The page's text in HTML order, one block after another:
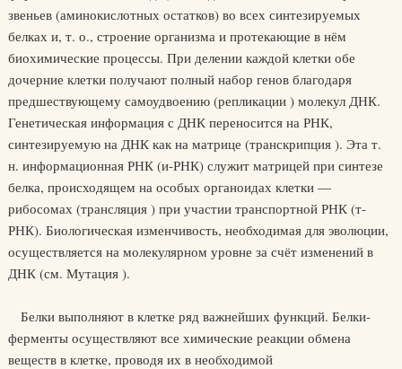
звеньев (аминокислотных остатков) во всех синтезируемых
белках и, т. о., строение организма и протекающие в нём
биохимические процессы. При делении каждой клетки обе
дочерние клетки получают полный набор генов благодаря
предшествующему самоудвоению (репликации ) молекул ДНК.
Генетическая информация с ДНК переносится на РНК,
синтезируемую на ДНК как на матрице (транскрипция ). Эта т.
н. информационная РНК (и-РНК) служит матрицей при синтезе
белка, происходящем на особых органоидах клетки —
рибосомах (трансляция ) при участии транспортной РНК (т-
РНК). Биологическая изменчивость, необходимая для эволюции,
осуществляется на молекулярном уровне за счёт изменений в
ДНК (см. Мутация ).
Белки выполняют в клетке ряд важнейших функций. Белки-
ферменты осуществляют все химические реакции обмена
веществ в клетке, проводя их в необходимой